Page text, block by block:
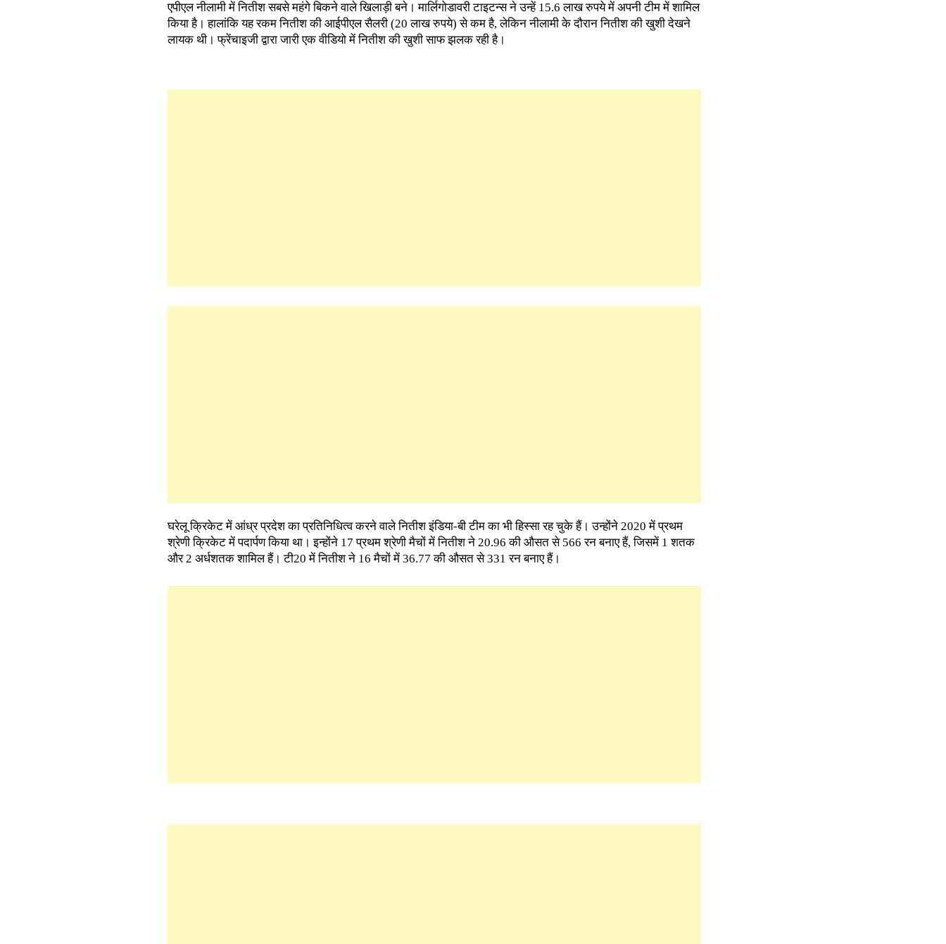
एपीएल नीलामी में नितीश सबसे महंगे बिकने वाले खिलाड़ी बने। मार्लिगोडावरी टाइटन्स ने उन्हें 15.6 लाख रुपये में अपनी टीम में शामिल
किया है। हालांकि यह रकम नितीश की आईपीएल सैलरी (20 लाख रुपये) से कम है, लेकिन नीलामी के दौरान नितीश की खुशी देखने
लायक थी। फ्रेंचाइजी द्वारा जारी एक वीडियो में नितीश की खुशी साफ झलक रही है।
घरेलू क्रिकेट में आंध्र प्रदेश का प्रतिनिधित्व करने वाले नितीश इंडिया-बी टीम का भी हिस्सा रह चुके हैं। उन्होंने 2020 में प्रथम
श्रेणी क्रिकेट में पदार्पण किया था। इन्होंने 17 प्रथम श्रेणी मैचों में नितीश ने 20.96 की औसत से 566 रन बनाए हैं, जिसमें 1 शतक
और 2 अर्धशतक शामिल हैं। टी20 में नितीश ने 16 मैचों में 36.77 की औसत से 331 रन बनाए हैं।